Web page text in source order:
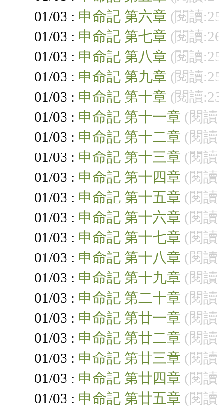
01/03 : 申命記 第六章 (閱讀
01/03 : 申命記 第七章 (閱讀
01/03 : 申命記 第八章 (閱讀
01/03 : 申命記 第九章 (閱讀
01/03 : 申命記 第十章 (閱讀
01/03 : 申命記 第十一章 (閱
01/03 : 申命記 第十二章 (閱
01/03 : 申命記 第十三章 (閱
01/03 : 申命記 第十四章 (閱
01/03 : 申命記 第十五章 (閱
01/03 : 申命記 第十六章 (閱
01/03 : 申命記 第十七章 (閱
01/03 : 申命記 第十八章 (閱
01/03 : 申命記 第十九章 (閱
01/03 : 申命記 第二十章 (閱
01/03 : 申命記 第廿一章 (閱
01/03 : 申命記 第廿二章 (閱
01/03 : 申命記 第廿三章 (閱
01/03 : 申命記 第廿四章 (閱
01/03 : 申命記 第廿五章 (閱